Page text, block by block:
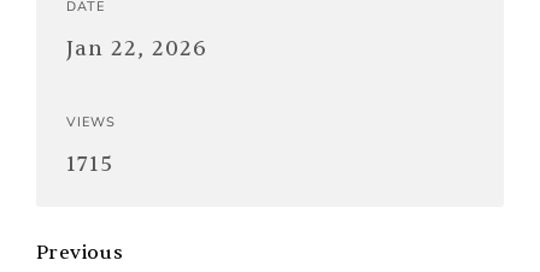
DATE
Jan 22, 2026
VIEWS
1715
Previous